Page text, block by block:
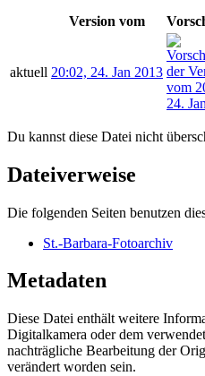
Version vom
aktuell 20:02, 24. Jan 2013
Du kannst diese Datei nicht
Dateiverweise
Die folgenden Seiten benutzen
St.-Barbara-Fotoarchiv
Metadaten
Diese Datei enthält weitere
Digitalkamera oder dem
nachträgliche Bearbeitung der
verändert worden sein.